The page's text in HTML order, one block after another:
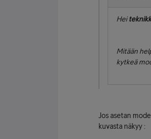
Hei
Mitään
kytkeä
Jos asetan
kuvasta näkyy :